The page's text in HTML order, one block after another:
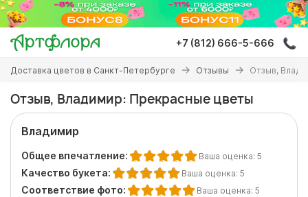
Перейти
основному
содержанию
+7 (812) 666-5-666
Вы
здесь
Доставка цветов в Санкт-Петербурге Отзывы Отзыв,
Отзыв, Владимир: Прекрасные цветы
Владимир
Общее впечатление: Ваша оценка: 5
Качество букета: Ваша оценка: 5
Соответствие фото: Ваша оценка: 5